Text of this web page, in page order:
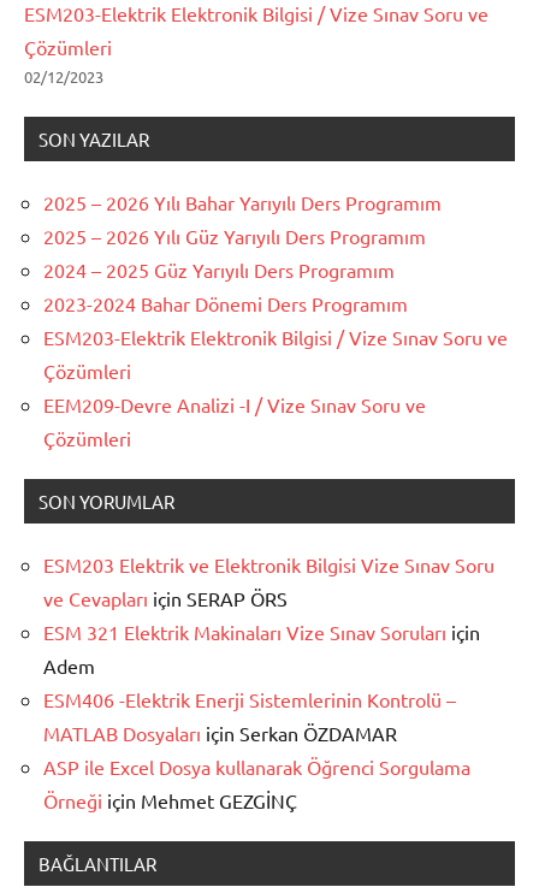
ESM203-Elektrik Elektronik Bilgisi / Vize Sınav Soru ve
Çözümleri
02/12/2023
SON YAZILAR
2025 – 2026 Yılı Bahar Yarıyılı Ders Programım
2025 – 2026 Yılı Güz Yarıyılı Ders Programım
2024 – 2025 Güz Yarıyılı Ders Programım
2023-2024 Bahar Dönemi Ders Programım
ESM203-Elektrik Elektronik Bilgisi / Vize Sınav Soru ve
Çözümleri
EEM209-Devre Analizi -I / Vize Sınav Soru ve
Çözümleri
SON YORUMLAR
ESM203 Elektrik ve Elektronik Bilgisi Vize Sınav Soru
ve Cevapları için SERAP ÖRS
ESM 321 Elektrik Makinaları Vize Sınav Soruları için
Adem
ESM406 -Elektrik Enerji Sistemlerinin Kontrolü –
MATLAB Dosyaları için Serkan ÖZDAMAR
ASP ile Excel Dosya kullanarak Öğrenci Sorgulama
Örneği için Mehmet GEZGİNÇ
BAĞLANTILAR